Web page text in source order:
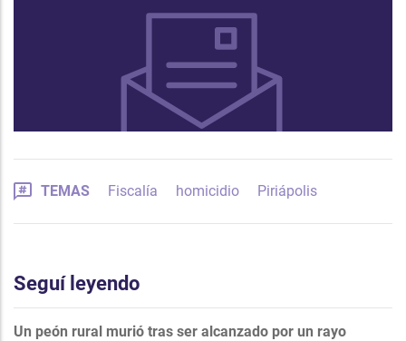
TEMAS Fiscalía homicidio Piriápolis
Seguí leyendo
Un peón rural murió tras ser alcanzado por un rayo